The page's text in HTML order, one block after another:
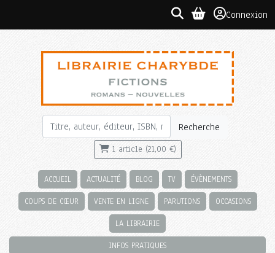
Connexion
Recherche
1 article (21,00 €)
ACCUEIL ACTUALITÉ BLOG TV ÉVÈNEMENTS
COUPS DE CŒUR VENTE EN LIGNE PARUTIONS OCCASIONS
LA LIBRAIRIE
INFOS PRATIQUES